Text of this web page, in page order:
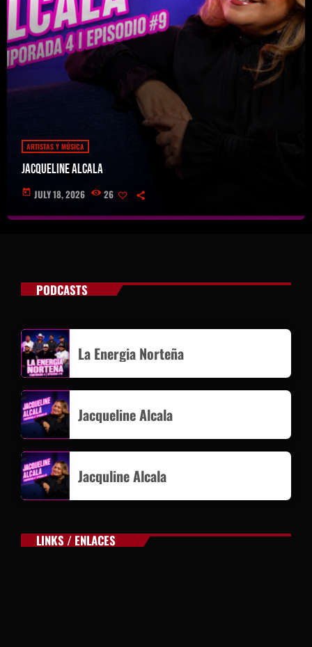
ARTISTAS Y MÚSICA
Jacqueline Alcala
today JULY 18, 2026 26
PODCASTS
La Energia Norteña
Jacqueline Alcala
Jacquline Alcala
LINKS / ENLACES